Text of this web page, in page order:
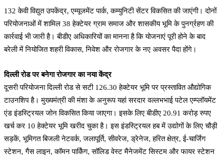
132 केवी विद्युत उपकेंद्र, एम्यूजमेंट पार्क, कम्युनिटी सेंटर विकसित की जाएंगी। दोनों
परियोजनाओं में शामिल 38 हेक्टेयर ग्राम समाज और शासकीय भूमि के पुनर्ग्रहण की
कार्रवाई भी जारी है। बीडीए अधिकारियों का मानना है कि योजनाएं पूरी होने के बाद
बरेली में नियोजित शहरी विकास, निवेश और रोजगार के नए अवसर पैदा होंगे।
दिल्ली रोड पर बनेगा रोजगार का नया केंद्र
दूसरी परियोजना दिल्ली रोड से सटी 126.30 हेक्टेयर भूमि पर प्रस्तावित औद्योगिक
टाउनशिप है। मुख्यमंत्री की मंशा के अनुरूप यहां सरदार वल्लभभाई पटेल एम्प्लॉयमेंट
एंड इंडस्ट्रियल जोन विकसित किया जाएगा। इसके लिए बीडीए 20.91 करोड़ रुपए
खर्च कर 10 हेक्टेयर भूमि खरीद चुका है। इस इंडस्ट्रियल हब में उद्योगों के लिए चौड़ी
सड़कें, भूमिगत बिजली नेटवर्क, जलापूर्ति, सीवरेज, ड्रेनेज, हरित क्षेत्र, ई-चार्जिंग
स्टेशन, गैस लाइन, कॉमन पार्किंग, सॉलिड वेस्ट मैनेजमेंट सिस्टम और फायर स्टेशन